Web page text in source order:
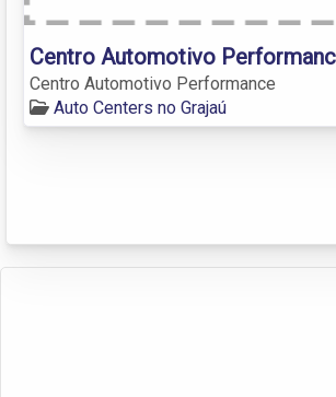
Centro Automotivo
Centro Automotivo Performance
Auto Centers no Grajaú